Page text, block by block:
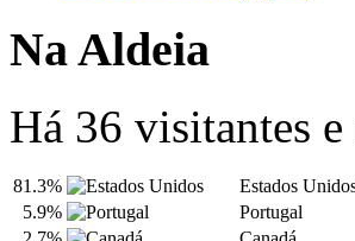
Na Aldeia
Há 36 visitantes
81.3%
Estados
5.9%
Portugal